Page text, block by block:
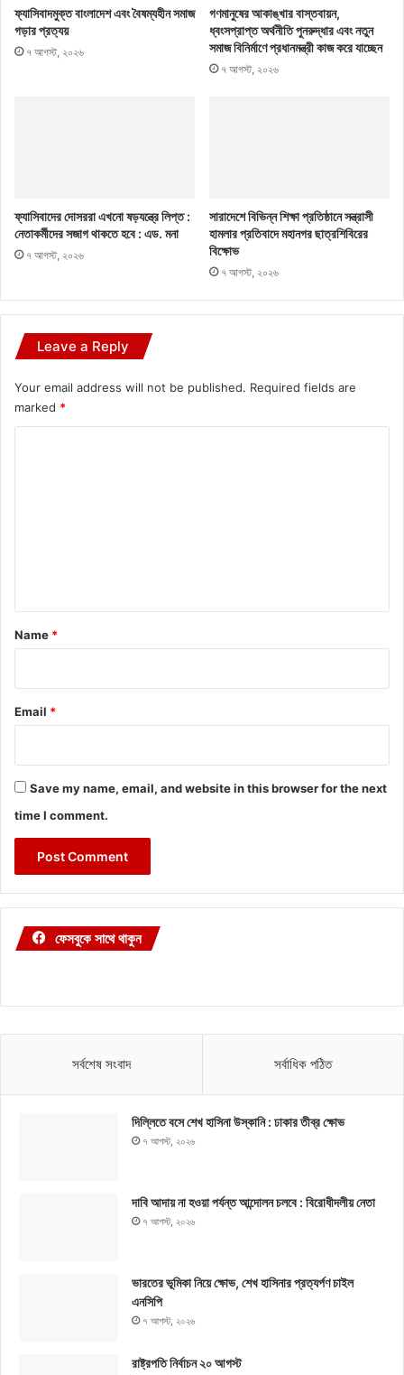
ফ্যাসিবাদমুক্ত বাংলাদেশ এবং বৈষম্যহীন সমাজ
গড়ার প্রত্যয়
৭ আগস্ট, ২০২৬
গণমানুষের আকাঙ্খার বাস্তবায়ন,
ধ্বংসপ্রাপ্ত অর্থনীতি পুনরুদ্ধার এবং নতুন
সমাজ বিনির্মাণে প্রধানমন্ত্রী কাজ করে যাচ্ছেন
৭ আগস্ট, ২০২৬
ফ্যাসিবাদের দোসররা এখনো ষড়যন্ত্রে লিপ্ত :
নেতাকর্মীদের সজাগ থাকতে হবে : এড. মনা
৭ আগস্ট, ২০২৬
সারাদেশে বিভিন্ন শিক্ষা প্রতিষ্ঠানে সন্ত্রাসী
হামলার প্রতিবাদে মহানগর ছাত্রশিবিরের
বিক্ষোভ
৭ আগস্ট, ২০২৬
Leave a Reply
Your email address will not be published. Required fields are
marked *
*
Name *
Email *
Save my name, email, and website in this browser for the next
time I comment.
ফেসবুকে সাথে থাকুন
সর্বশেষ সংবাদ সর্বাধিক পঠিত
দিল্লিতে বসে শেখ হাসিনা উস্কানি : ঢাকার তীব্র ক্ষোভ
৭ আগস্ট, ২০২৬
দাবি আদায় না হওয়া পর্যন্ত আন্দোলন চলবে : বিরোধীদলীয় নেতা
৭ আগস্ট, ২০২৬
ভারতের ভূমিকা নিয়ে ক্ষোভ, শেখ হাসিনার প্রত্যর্পণ চাইল
এনসিপি
৭ আগস্ট, ২০২৬
রাষ্ট্রপতি নির্বাচন ২০ আগস্ট